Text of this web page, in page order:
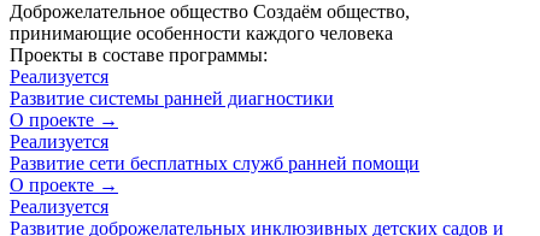
Доброжелательное общество Создаём общество,
принимающие особенности каждого человека
Проекты в составе программы:
Реализуется
Развитие системы ранней диагностики
О проекте →
Реализуется
Развитие сети бесплатных служб ранней помощи
О проекте →
Реализуется
Развитие доброжелательных инклюзивных детских садов и